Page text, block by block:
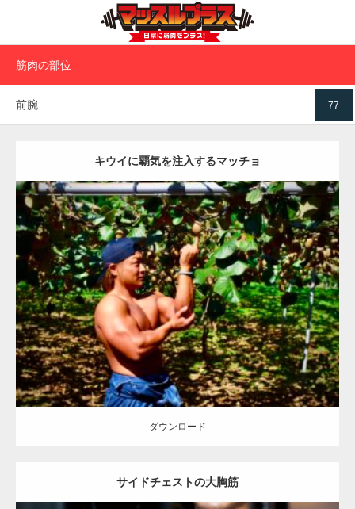
筋肉の部位
77
前腕
キウイに覇気を注入するマッチョ
Update:2023.02.11
Category:キウイ農家のマッチョ その他 ONIKKY(デカいよ) 肩 前腕
大胸筋 上腕三頭筋 唐津 (佐賀)
ダウンロード
ダウンロード
サイドチェストの大胸筋